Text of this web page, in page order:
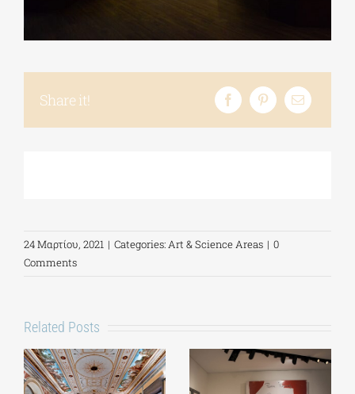
ΕΚΠΑΙΔΕΥΤΙΚΑ ΙΔΡΥΜΑΤΑ
ΔΗΜΟΙ
Share it!
24 Μαρτίου, 2021 | Categories:Art & Science Areas | 0
Comments
Related Posts